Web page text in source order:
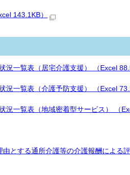
143.1KB）
一覧表（居宅介護支援） （Excel
一覧表（介護予防支援） （Excel
一覧表（地域密着型サービス） （
由とする通所介護等の介護報酬によ